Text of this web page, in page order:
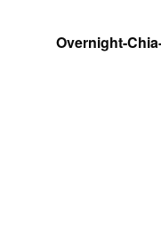
Overnight-